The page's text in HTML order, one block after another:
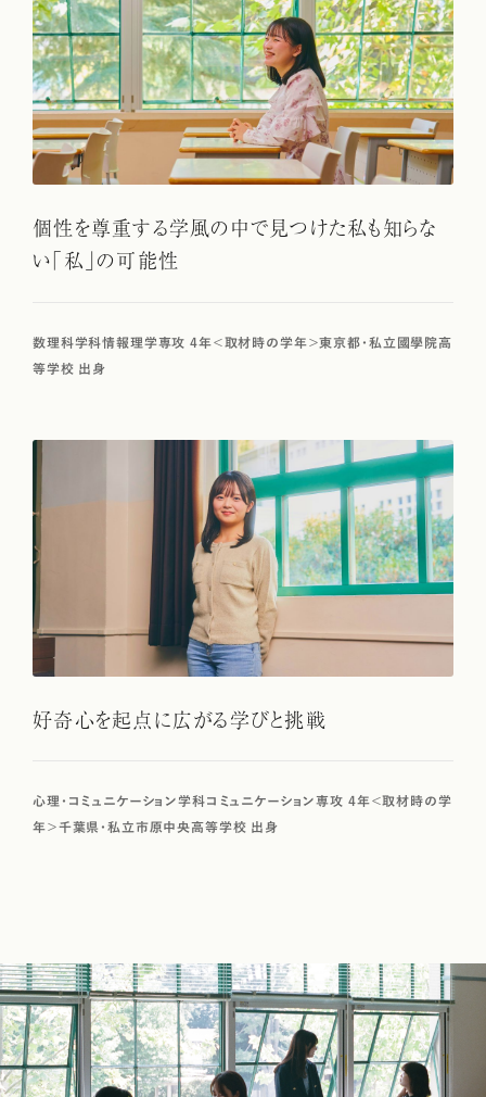
個性を尊重する学風の中で見つけた私も知らな
い「私」の可能性
数理科学科情報理学専攻 4年＜取材時の学年＞東京都・私立國學院高
等学校 出身
好奇心を起点に広がる学びと挑戦
心理・コミュニケーション学科コミュニケーション専攻 4年＜取材時の学
年＞千葉県・私立市原中央高等学校 出身